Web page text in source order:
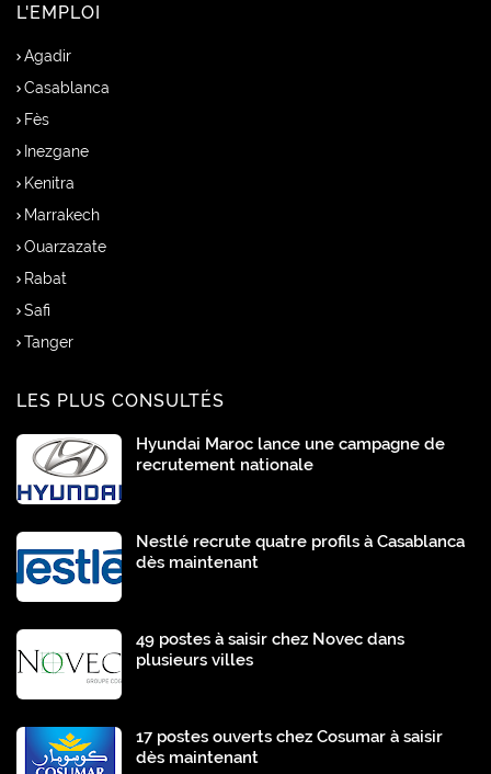
L'EMPLOI
Agadir
Casablanca
Fès
Inezgane
Kenitra
Marrakech
Ouarzazate
Rabat
Safi
Tanger
LES PLUS CONSULTÉS
Hyundai Maroc lance une campagne de
recrutement nationale
Nestlé recrute quatre profils à Casablanca
dès maintenant
49 postes à saisir chez Novec dans
plusieurs villes
17 postes ouverts chez Cosumar à saisir
dès maintenant